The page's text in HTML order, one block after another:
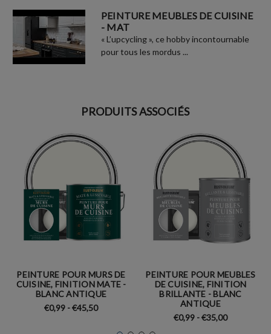
PEINTURE MEUBLES DE CUISINE
- MAT
« L’upcycling », ce hobby incontournable
pour tous les mordus ...
PRODUITS ASSOCIÉS
PEINTURE POUR MURS DE
CUISINE, FINITION MATE -
BLANC ANTIQUE
€0,99 - €45,50
PEINTURE POUR MEUBLES
DE CUISINE, FINITION
BRILLANTE - BLANC
ANTIQUE
€0,99 - €35,00